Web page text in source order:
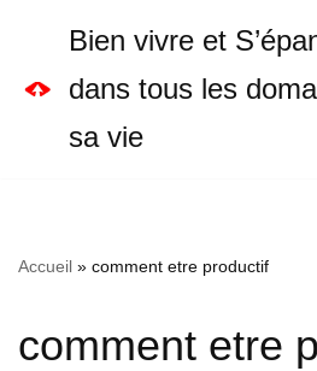
au
contenu
Bien vivre et
dans tous les
sa vie
Accueil » comment etre productif
comment etre